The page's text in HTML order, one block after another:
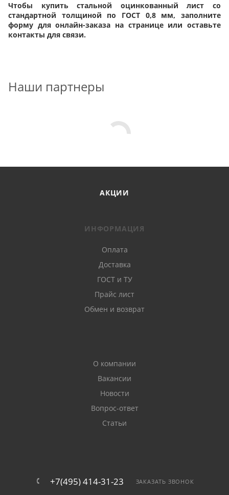
Чтобы купить стальной оцинкованный лист со
стандартной толщиной по ГОСТ 0,8 мм, заполните
форму для онлайн-заказа на странице или оставьте
контакты для связи.
Наши партнеры
АКЦИИ
ИНФОРМАЦИЯ
Оплата
Доставка
ГОСТ и ТУ
Прайс лист
Обмен и возврат
О компании
Вакансии
Новости
Вопрос-ответ
Статьи
+7(495) 414-31-23 ЗАКАЗАТЬ ЗВОНОК